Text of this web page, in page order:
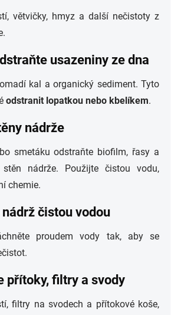
větvičky, hmyz a další nečistoty z
usazeniny ze dna
kal a organický sediment. Tyto
odstranit lopatkou nebo kbelíkem.
nádrže
smetáku odstraňte biofilm, řasy a
nádrže. Použijte čistou vodu,
chemie.
čistou vodou
proudem vody tak, aby se
přítoky, filtry a svody
filtry na svodech a přítokové koše,